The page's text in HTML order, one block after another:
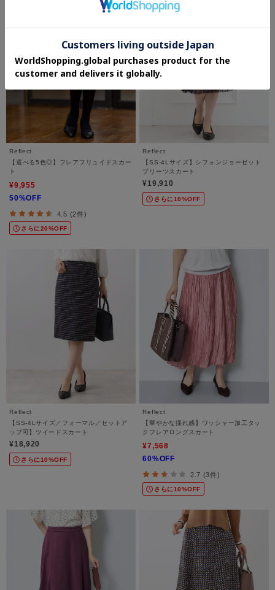
Reflect
【選べる5色◎】フレアフリュイドスカー
ト
¥9,955
50%OFF
4.5 (2件)
さらに20%OFF
Reflect
【SS-4Lサイズ】シフォンジョーゼット
プリーツスカート
¥19,910
さらに10%OFF
Reflect
【SS-4Lサイズ／フォーマル／セットア
ップ可】ツイードスカート
¥18,920
さらに10%OFF
Reflect
【華やかな揺れ感】ワッシャー加工タッ
クフレアロングスカート
¥7,568
60%OFF
2.7 (3件)
さらに10%OFF